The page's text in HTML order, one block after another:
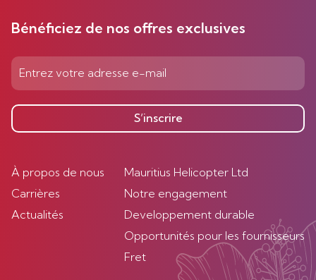
Bénéficiez de nos offres exclusives
S’inscrire
À propos de nous
Carrières
Actualités
Mauritius Helicopter Ltd
Notre engagement
Developpement durable
Opportunités pour les fournisseurs
Fret